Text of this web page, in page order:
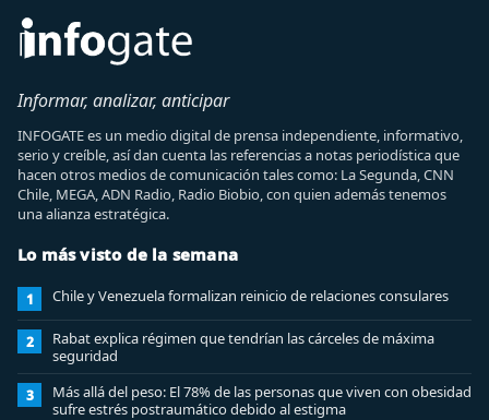
Informar, analizar, anticipar
INFOGATE es un medio digital de prensa independiente, informativo,
serio y creíble, así dan cuenta las referencias a notas periodística que
hacen otros medios de comunicación tales como: La Segunda, CNN
Chile, MEGA, ADN Radio, Radio Biobio, con quien además tenemos
una alianza estratégica.
Lo más visto de la semana
1 Chile y Venezuela formalizan reinicio de relaciones consulares
2
Rabat explica régimen que tendrían las cárceles de máxima
seguridad
3
Más allá del peso: El 78% de las personas que viven con obesidad
sufre estrés postraumático debido al estigma